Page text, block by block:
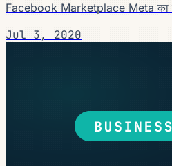
Facebook Marketplace Meta का
Jul 3, 2020